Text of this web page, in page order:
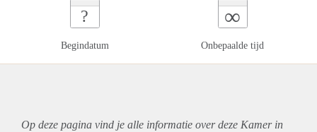
?
Begindatum
∞
Onbepaalde tijd
Op deze pagina vind je alle informatie over deze Kamer in